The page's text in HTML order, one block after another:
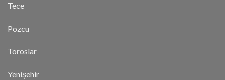
Tece
Pozcu
Toroslar
Yenişehir